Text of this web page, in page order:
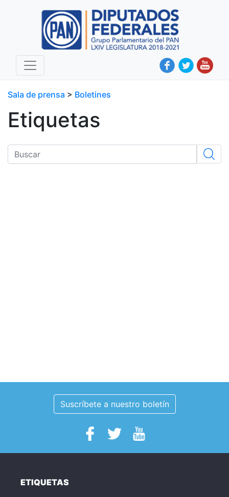
Sala de prensa > Boletines
Etiquetas
Suscríbete a nuestro boletín
ETIQUETAS